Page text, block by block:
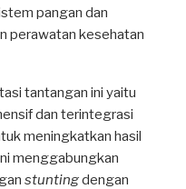
pangan dan
perawatan kesehatan
tantangan ini yaitu
dan terintegrasi
meningkatkan hasil
menggabungkan
stuntingdengan